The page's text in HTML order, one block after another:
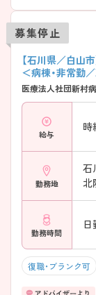
募集停止
【石川県／白山
＜病棟・非常勤
医療法人社団新村
給与
時
勤務地
石
北
勤務時間
日
復職・ブランク可